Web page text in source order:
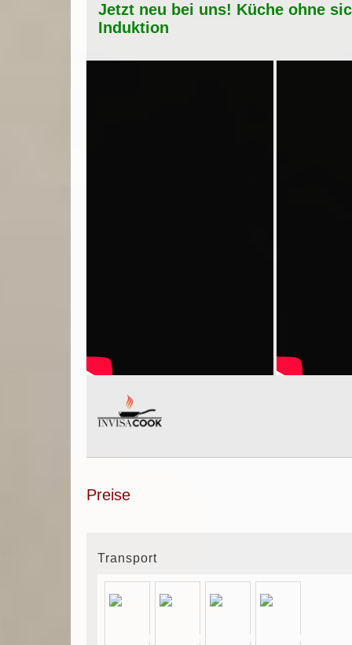
Jetzt neu bei uns! Küche ohne
Induktion
Preise
Transport